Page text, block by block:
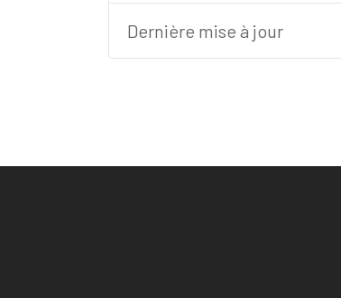
Dernière mise à jour